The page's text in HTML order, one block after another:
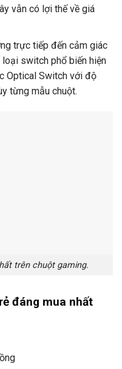
vẫn có lợi thế về giá
trực tiếp đến cảm giác
switch phổ biến hiện
Optical Switch với độ
từng mẫu chuột.
trên chuột gaming.
đáng mua nhất